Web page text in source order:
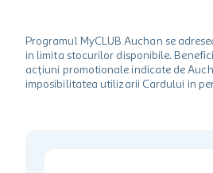
Programul MyCLUB Auchan se
in limita stocurilor disponibile.
acțiuni promotionale indicate de
imposibilitatea utilizarii Cardului in